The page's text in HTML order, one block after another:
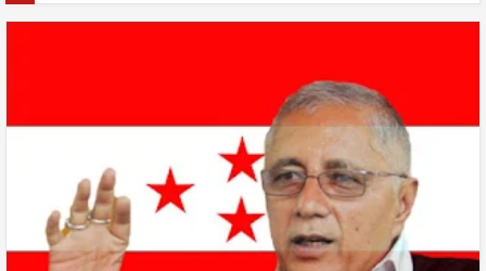
महोत्सव सम्पन्न, आध्यात्मिक जीवनशैली अपनाउन जोड